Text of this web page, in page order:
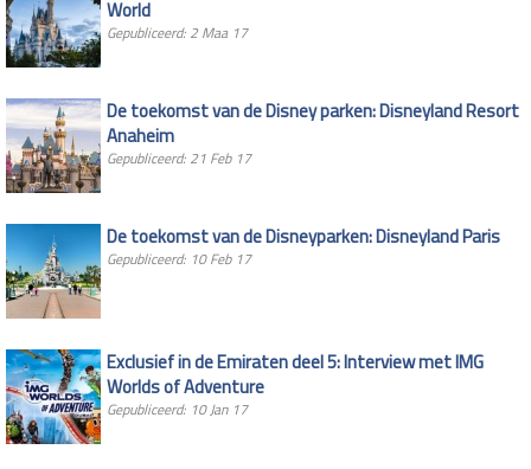
World
Gepubliceerd: 2 Maa 17
De toekomst van de Disney parken: Disneyland Resort
Anaheim
Gepubliceerd: 21 Feb 17
De toekomst van de Disneyparken: Disneyland Paris
Gepubliceerd: 10 Feb 17
Exclusief in de Emiraten deel 5: Interview met IMG
Worlds of Adventure
Gepubliceerd: 10 Jan 17